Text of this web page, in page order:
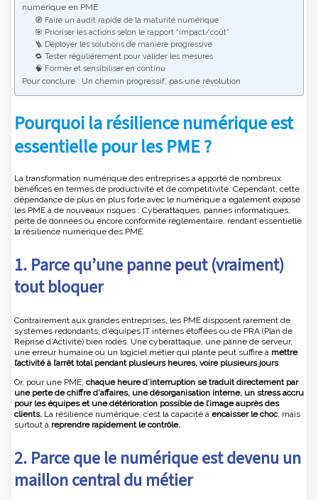
numérique en PME
🧭 Faire un audit rapide de la maturité numérique
🎯 Prioriser les actions selon le rapport “impact/coût”
🪜 Déployer les solutions de manière progressive
🔁 Tester régulièrement pour valider les mesures
🧠 Former et sensibiliser en continu
Pour conclure : Un chemin progressif, pas une révolution
Pourquoi la résilience numérique est
essentielle pour les PME ?
La transformation numérique des entreprises a apporté de nombreux
bénéfices en termes de productivité et de compétitivité. Cependant, cette
dépendance de plus en plus forte avec le numérique a également exposé
les PME à de nouveaux risques : Cyberattaques, pannes informatiques,
perte de données ou encore conformité réglementaire, rendant essentielle
la résilience numérique des PME.
1. Parce qu’une panne peut (vraiment)
tout bloquer
Contrairement aux grandes entreprises, les PME disposent rarement de
systèmes redondants, d’équipes IT internes étoffées ou de PRA (Plan de
Reprise d’Activité) bien rodés. Une cyberattaque, une panne de serveur,
une erreur humaine ou un logiciel métier qui plante peut suffire à mettre
l’activité à l’arrêt total pendant plusieurs heures, voire plusieurs jours.
Or, pour une PME, chaque heure d’interruption se traduit directement par
une perte de chiffre d'affaires, une désorganisation interne, un stress accru
pour les équipes et une détérioration possible de l’image auprès des
clients. La résilience numérique, c’est la capacité à encaisser le choc, mais
surtout à reprendre rapidement le contrôle.
2. Parce que le numérique est devenu un
maillon central du métier